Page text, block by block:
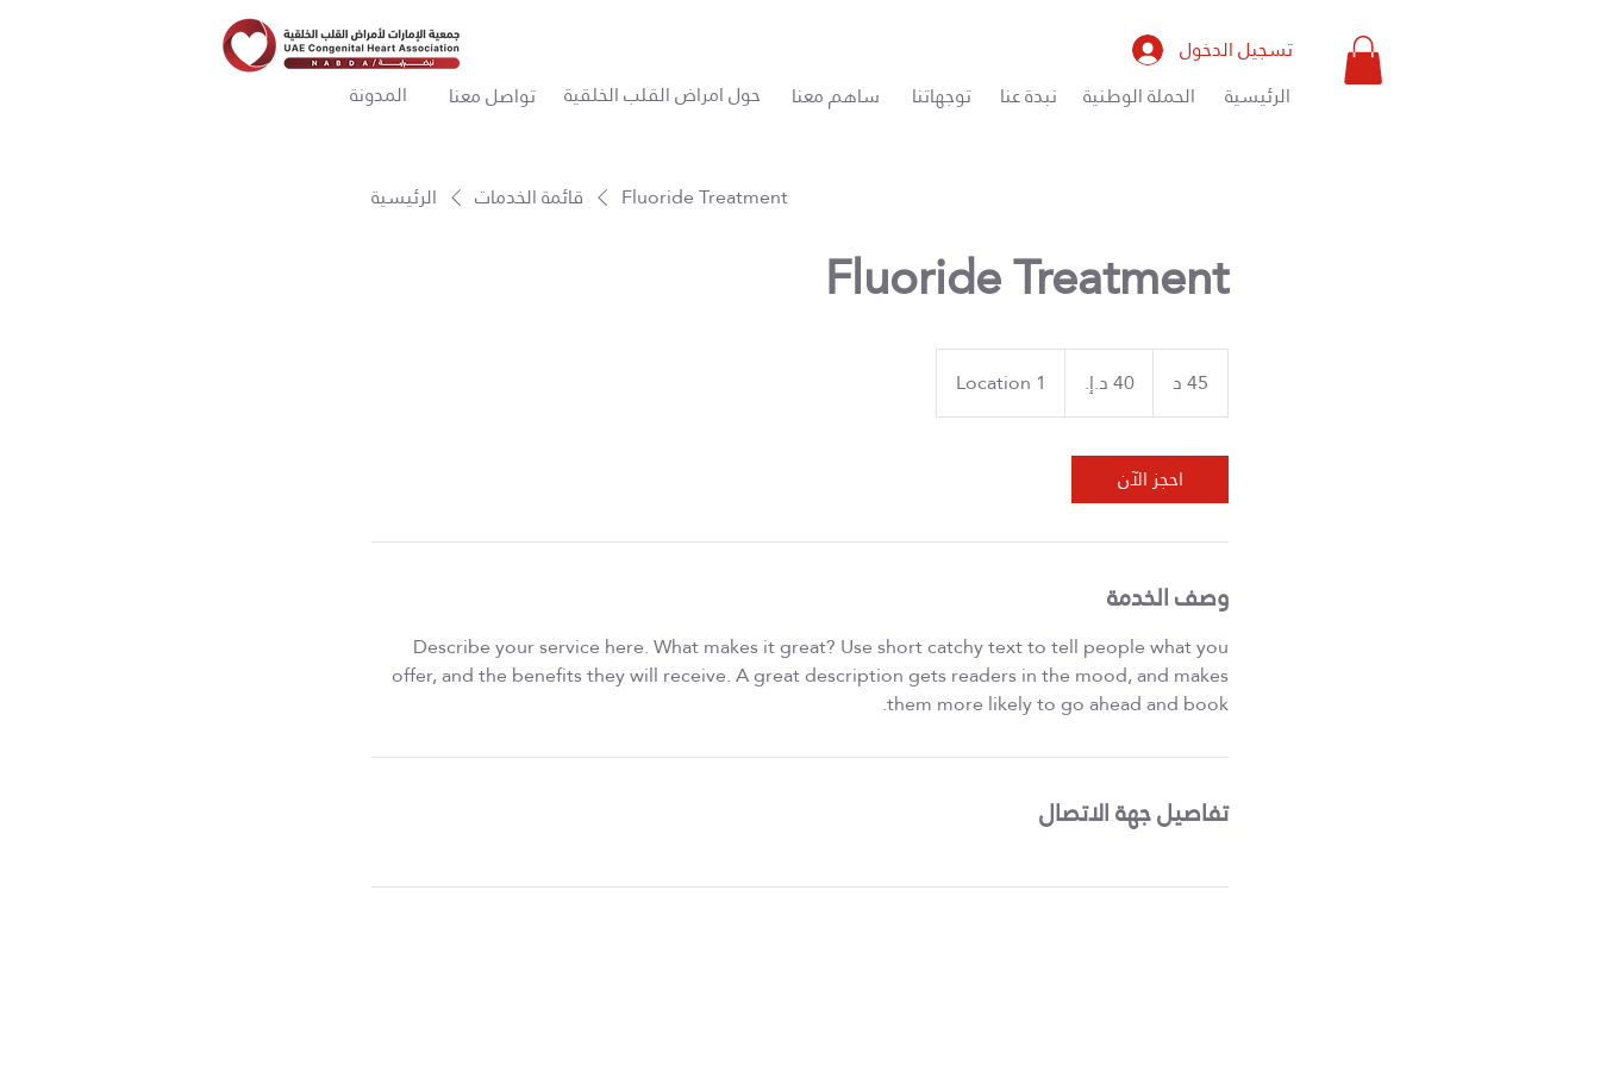
تواصل معنا حول امراض القلب الخلقية ساهم معنا توجهاتنا نبدة عنا
تسجيل الدخول
الحملة الوطنية
الرئيسية المدونة
الرئيسية قائمة الخدمات Fluoride Treatment
Fluoride Treatment
45 د
5
إماراتي
Location 1
احجز الآن
وصف الخدمة
Describe your service here. What makes it great? Use short catchy text to tell people what you
offer, and the benefits they will receive. A great description gets readers in the mood, and makes
them more likely to go ahead and book.
تفاصيل جهة الاتصال